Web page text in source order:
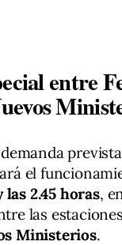
entre
el
las 2.45 horas,
las
Ministerios.